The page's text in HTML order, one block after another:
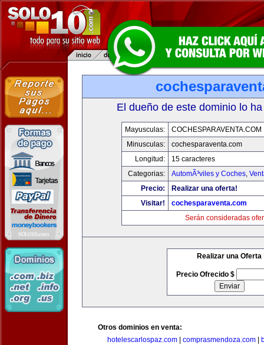
El dueño de este dominio lo
Mayusculas:
COCHESPARAVENTA.COM
Minusculas:
cochesparaventa.com
Longitud:
15 caracteres
Categorias:
AutomÃ³viles y Coches,
Precio:
Realizar una oferta!
Visitar!
cochesparaventa.com
Serán consideradas
Realizar una Oferta
Precio Ofrecido $
Otros dominios en venta:
hotelescarlospaz.com| comprasmendoza.com|